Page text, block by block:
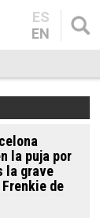
ES
EN
la puja por
la grave
Frenkie de